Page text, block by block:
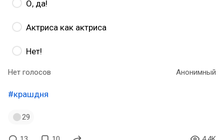
О, да!
Актриса как актриса
Нет!
Нет голосов Анонимный
#крашдня
29